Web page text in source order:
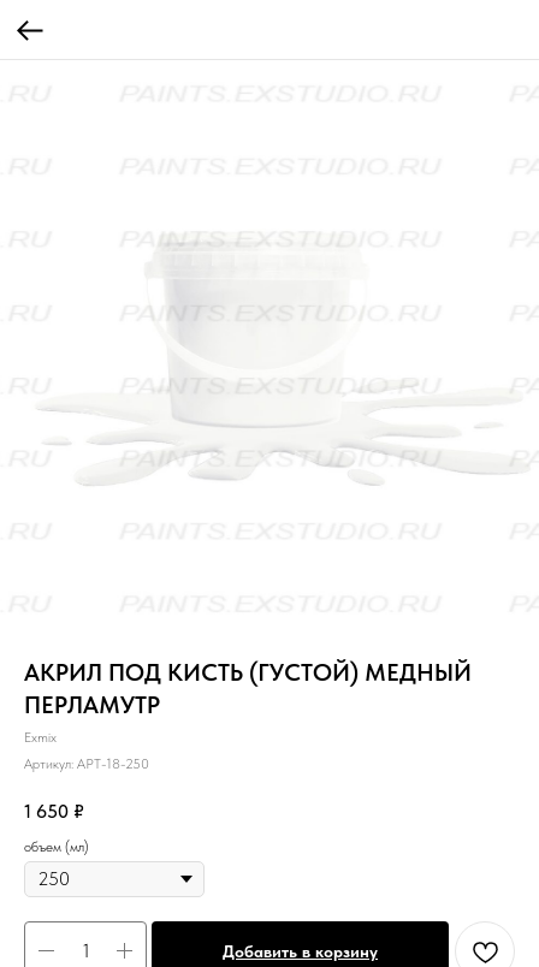
АКРИЛ ПОД КИСТЬ (ГУСТОЙ) МЕДНЫЙ
ПЕРЛАМУТР
Exmix
Артикул: APT-18-250
1 650 ₽
объем (мл)
Добавить в корзину